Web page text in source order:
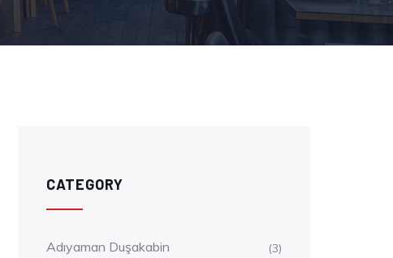
CATEGORY
Adıyaman Duşakabin (3)